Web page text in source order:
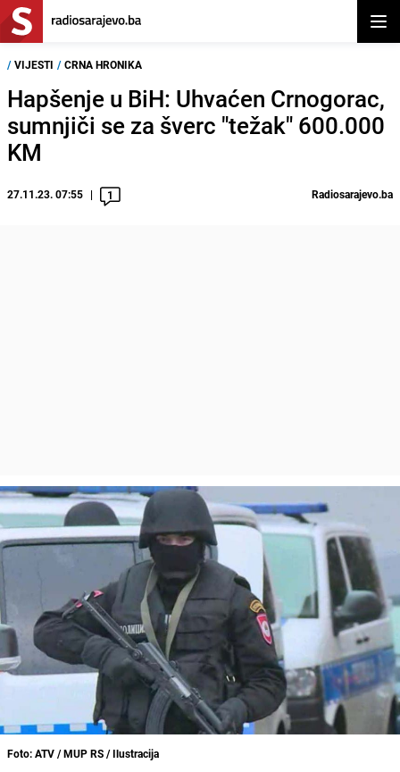
/ VIJESTI / CRNA HRONIKA
Hapšenje u BiH: Uhvaćen Crnogorac,
sumnjiči se za šverc "težak" 600.000
KM
27.11.23. 07:55 1 Radiosarajevo.ba
Foto: ATV / MUP RS / Ilustracija